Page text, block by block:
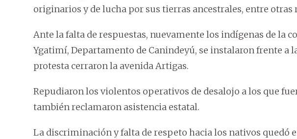
originarios y de lucha por sus tierras ancestrales, entre otras
Ante la falta de respuestas, nuevamente los indígenas de la
Ygatimí, Departamento de Canindeyú, se instalaron frente a
protesta cerraron la avenida Artigas.
Repudiaron los violentos operativos de desalojo a los que
también reclamaron asistencia estatal.
La discriminación y falta de respeto hacia los nativos quedó